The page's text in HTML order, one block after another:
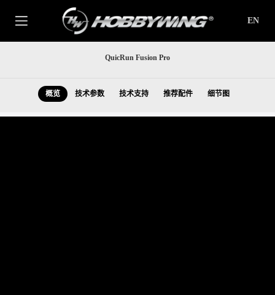
EN
QuicRun Fusion Pro
概览 技术参数 技术支持 推荐配件 细节图